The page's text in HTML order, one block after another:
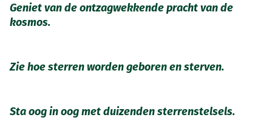
Geniet van de ontzagwekkende pracht van de
kosmos.
Zie hoe sterren worden geboren en sterven.
Sta oog in oog met duizenden sterrenstelsels.